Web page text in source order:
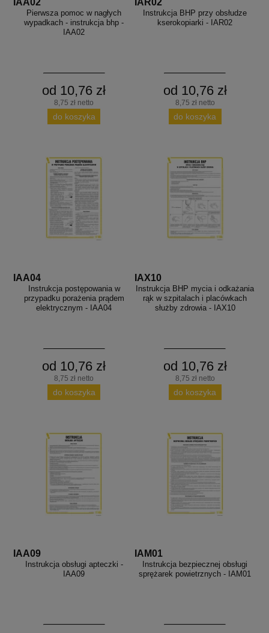
IAA02
Pierwsza pomoc w nagłych
wypadkach - instrukcja bhp -
IAA02
od 10,76 zł
8,75 zł netto
do koszyka
IAR02
Instrukcja BHP przy obsłudze
kserokopiarki - IAR02
od 10,76 zł
8,75 zł netto
do koszyka
IAA04
Instrukcja postępowania w
przypadku porażenia prądem
elektrycznym - IAA04
od 10,76 zł
8,75 zł netto
do koszyka
IAX10
Instrukcja BHP mycia i odkażania
rąk w szpitalach i placówkach
służby zdrowia - IAX10
od 10,76 zł
8,75 zł netto
do koszyka
IAA09
Instrukcja obsługi apteczki -
IAA09
IAM01
Instrukcja bezpiecznej obsługi
sprężarek powietrznych - IAM01